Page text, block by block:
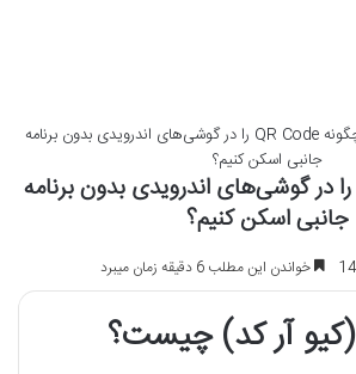
چگونه QR Code را در گوشی‌های اندرویدی بدون برنامه
جانبی اسکن کنیم؟
چگونه QR Code را در گوشی‌های اندرویدی بدون برنامه
جانبی اسکن کنیم؟
خواندن این مطلب 6 دقیقه زمان میبرد
(کیو آر کد) چیست؟